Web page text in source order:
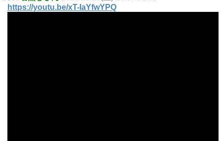
https://youtu.be/xT-IaYfwYPQ